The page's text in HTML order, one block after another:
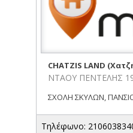
CHATZIS LAND
ΝΤΑΟΥ ΠΕΝΤΕΛΗΣ
ΣΧΟΛΗ ΣΚΥΛΩΝ,
Τηλέφωνο: